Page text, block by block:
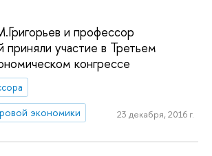
и профессор
участие в Третьем
конгрессе
экономики
23 декабря, 2016 г.